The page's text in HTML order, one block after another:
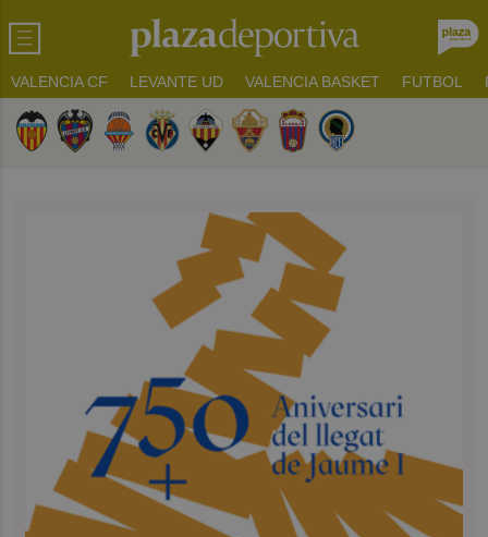
VALENCIA CF LEVANTE UD VALENCIA BASKET FUTBOL